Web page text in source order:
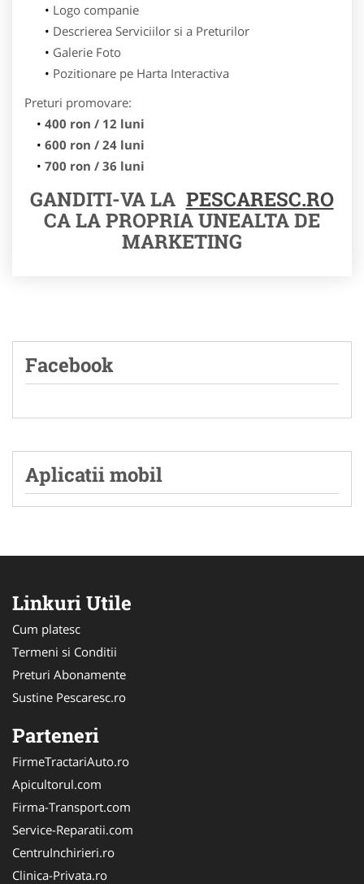
Logo companie
Descrierea Serviciilor si a Preturilor
Galerie Foto
Pozitionare pe Harta Interactiva
Preturi promovare:
400 ron / 12 luni
600 ron / 24 luni
700 ron / 36 luni
GANDITI-VA LA PESCARESC.RO
CA LA PROPRIA UNEALTA DE
MARKETING
Facebook
Aplicatii mobil
Linkuri Utile
Cum platesc
Termeni si Conditii
Preturi Abonamente
Sustine Pescaresc.ro
Parteneri
FirmeTractariAuto.ro
Apicultorul.com
Firma-Transport.com
Service-Reparatii.com
CentruInchirieri.ro
Clinica-Privata.ro